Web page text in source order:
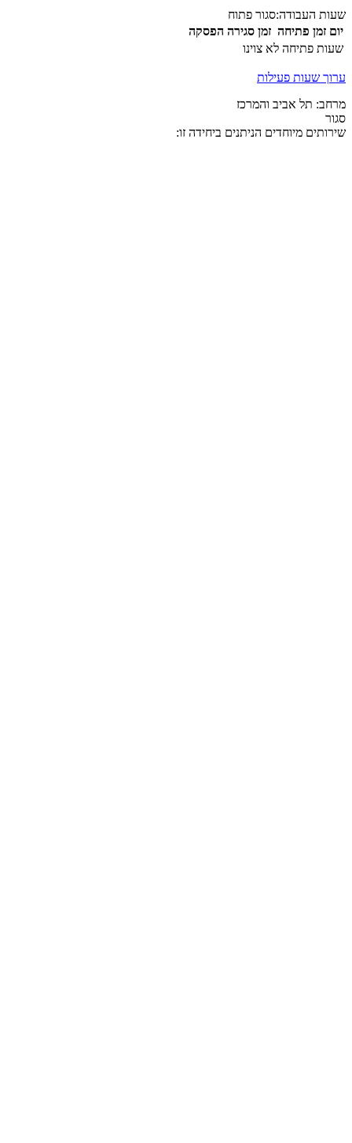
שעות העבודה:סגור פתוח
יום זמן פתיחה זמן סגירה הפסקה
שעות פתיחה לא צוינו
ערוך שעות פעילות
מרחב: תל אביב והמרכז
סגור
שירותים מיוחדים הניתנים ביחידה זו: